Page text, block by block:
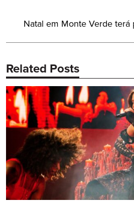
Próximo
Natal em Monte Verde terá
Related Posts